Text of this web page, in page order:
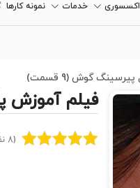
اکسسوری خدمات نمونه کارها
گوش (9 قسمت)
فیلم آموزش
(8 نظر )